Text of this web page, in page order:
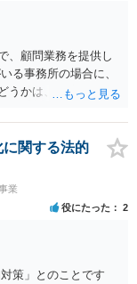
、顧問業務を提供し
る事務所の場合に、
うかは、当該事務所
ましくないため、別
、担当弁護士を変え
で担当を変えられな
変わらず、仕事内容
談し、顧問契約自
関する法的
業
役にたった 2
策」とのことです